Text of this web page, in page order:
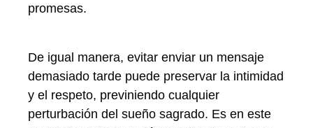
promesas.
De igual manera, evitar enviar un mensaje
demasiado tarde puede preservar la intimidad
y el respeto, previniendo cualquier
perturbación del sueño sagrado. Es en este